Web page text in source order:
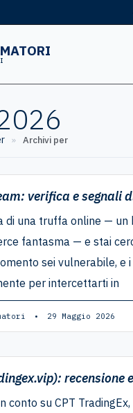
» Archivi per
verifica e segnali
di una truffa online —
fantasma — e stai
sei vulnerabile,
per intercettarti in
29 Maggio 2026
recensione
conto su CPT